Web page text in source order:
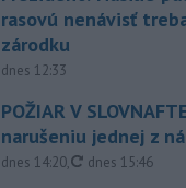
rasovú nenávisť
zárodku
dnes 12:33
POŽIAR V
narušeniu jednej z
dnes 14:20, aktualizované
dnes 15:46